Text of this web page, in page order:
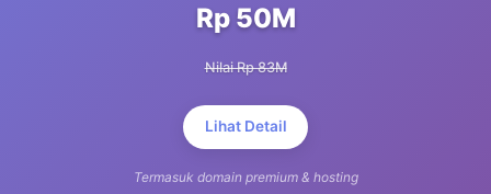
Rp 50M
Nilai Rp 83M
Lihat Detail
Termasuk domain premium & hosting